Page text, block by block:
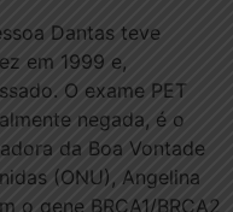
Dantas teve
em 1999 e,
O exame PET
negada, é o
da Boa Vontade
(ONU), Angelina
o gene BRCA1/BRCA2